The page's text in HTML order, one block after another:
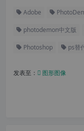
Adobe
photodemon中文版
Photoshop ps替
发表至： 图形图像